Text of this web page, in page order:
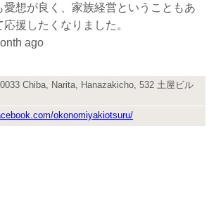
愛想が良く、家族経営ということもあ
応援したくなりました。
ago
Chiba, Narita, Hanazakicho, 532 土屋ビル
okonomiyakiotsuru/